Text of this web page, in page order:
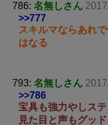
786: 名無しさん
>>777
スキルマならあれ
はなる
793: 名無しさん
>>786
宝具も強力やしス
見た目と声もグッド